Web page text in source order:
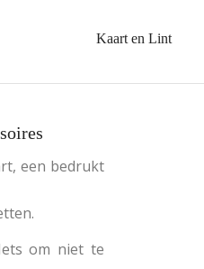
Kaart en Lint
een bedrukt
om niet te